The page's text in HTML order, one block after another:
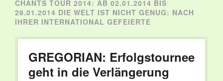
CHANTS TOUR 2014: AB 02.01.2014 BIS
28.01.2014 DIE WELT IST NICHT GENUG: NACH
IHRER INTERNATIONAL GEFEIERTE
GREGORIAN: Erfolgstournee
geht in die Verlängerung